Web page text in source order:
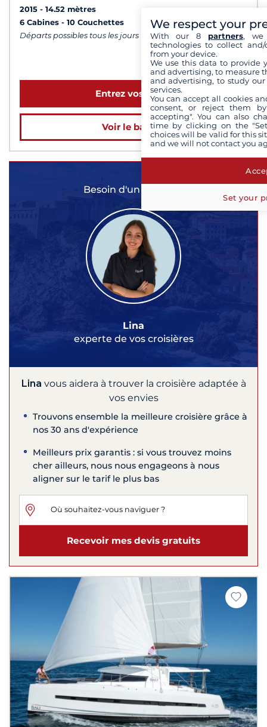
2015
14.52 mètres
6 Cabines
10 Couchettes
Départs possibles tous les jours
à partir de 5 300 €
Entrez vos dates
Voir le bateau
Besoin d'un conseil ?
Lina
experte de vos croisières
Lina vous aidera à trouver la croisière adaptée à
vos envies
Trouvons ensemble la meilleure croisière grâce à
nos 30 ans d'expérience
Meilleurs prix garantis : si vous trouvez moins
cher ailleurs, nous nous engageons à nous
aligner sur le tarif le plus bas
Recevoir mes devis gratuits
We respect your
With our 8 partners, we
technologies to collect
from your device.
We use this data to provide
and advertising, to measure
and advertising, to study
services.
You can accept all cookies
consent, or reject them
accepting". You can also
time by clicking on the
choices will be valid for this
and we will not contact you
Set your